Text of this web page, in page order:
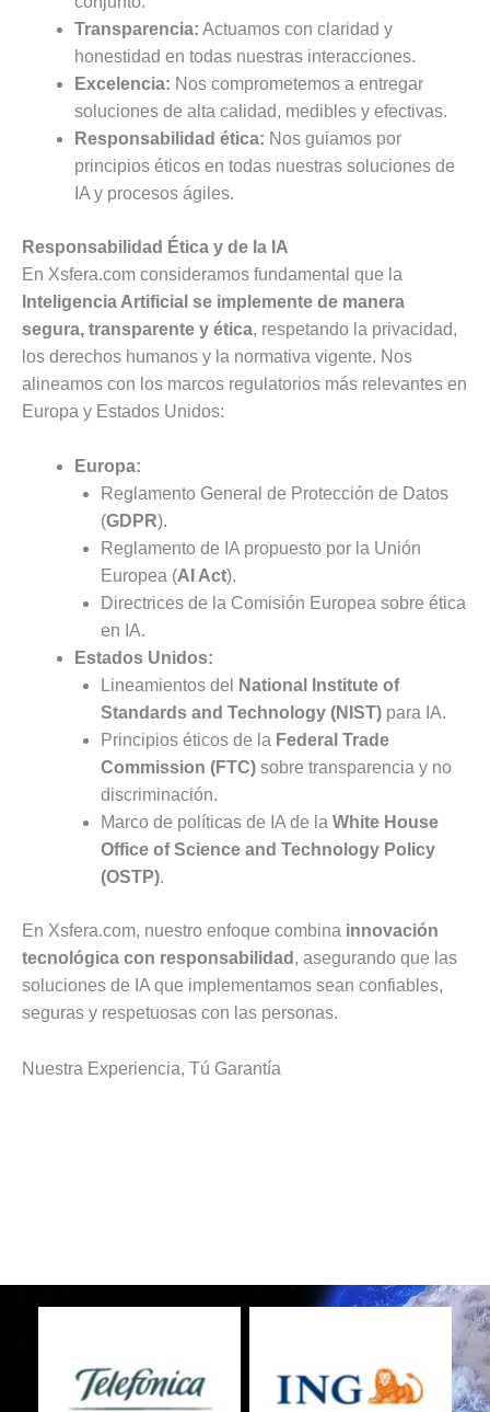
Transparencia: Actuamos con claridad y
honestidad en todas nuestras interacciones.
Excelencia: Nos comprometemos a entregar
soluciones de alta calidad, medibles y efectivas.
Responsabilidad ética: Nos guiamos por
principios éticos en todas nuestras soluciones de
IA y procesos ágiles.
Responsabilidad Ética y de la IA
En Xsfera.com consideramos fundamental que la
Inteligencia Artificial se implemente de manera
segura, transparente y ética, respetando la privacidad,
los derechos humanos y la normativa vigente. Nos
alineamos con los marcos regulatorios más relevantes en
Europa y Estados Unidos:
Europa:
Reglamento General de Protección de Datos
(GDPR).
Reglamento de IA propuesto por la Unión
Europea (AI Act).
Directrices de la Comisión Europea sobre ética
en IA.
Estados Unidos:
Lineamientos del
National Institute of
Standards and Technology (NIST) para IA.
Principios éticos de la Federal Trade
Commission (FTC) sobre transparencia y no
discriminación.
Marco de políticas de IA de la White House
Office of Science and Technology Policy
(OSTP).
En Xsfera.com, nuestro enfoque combina innovación
tecnológica con responsabilidad , asegurando que las
soluciones de IA que implementamos sean confiables,
seguras y respetuosas con las personas.
Nuestra Experiencia, Tú Garantía
Sin leyenda Sin leyenda